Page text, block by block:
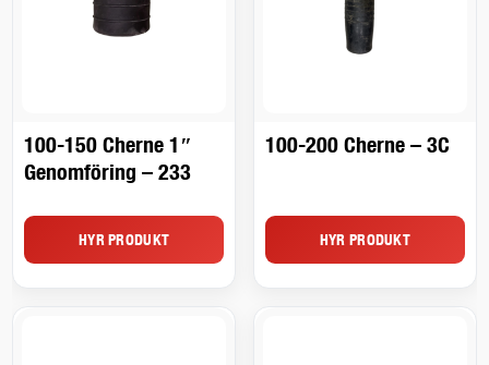
100-150 Cherne 1″
Genomföring – 233
HYR PRODUKT
100-200 Cherne – 3C
HYR PRODUKT